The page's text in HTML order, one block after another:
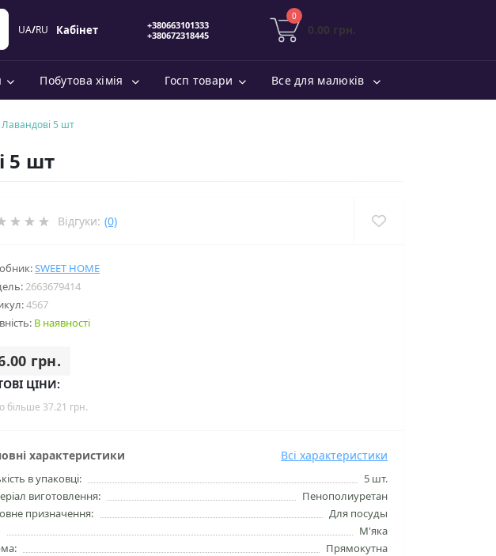
UA/RU Кабінет
0
0.00 грн.
Побутова хімія Госп товари Все для малюків
Лавандові 5 шт
5 шт
Відгуки: (0)
SWEET HOME
2663679414
4567
В наявності
грн.
ЦІНИ:
більше 37.21 грн.
характеристики Всі характеристики
в упаковці:
5 шт.
виготовлення:
Пенополиуретан
призначення:
Для посуды
М'яка
Прямокутна